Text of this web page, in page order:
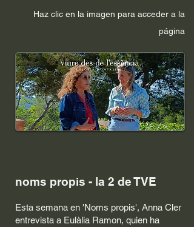
Haz clic en la imagen para acceder a la
página
noms propis - la 2 de TVE
Esta semana en 'Noms propis', Anna Cler
entrevista a Eulàlia Ramon, quien ha